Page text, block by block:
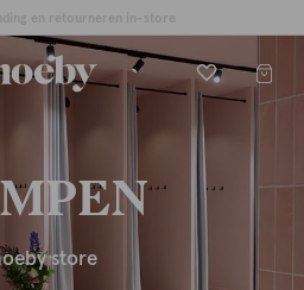
en retourneren in-store
store